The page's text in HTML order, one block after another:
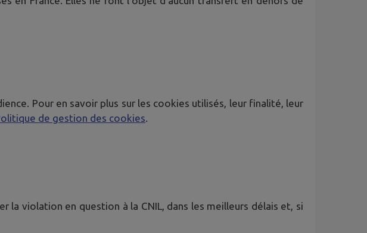
Pour en savoir plus sur les cookies utilisés, leur finalité, leur
de gestion des cookies.
la violation en question à la CNIL, dans les meilleurs délais et, si